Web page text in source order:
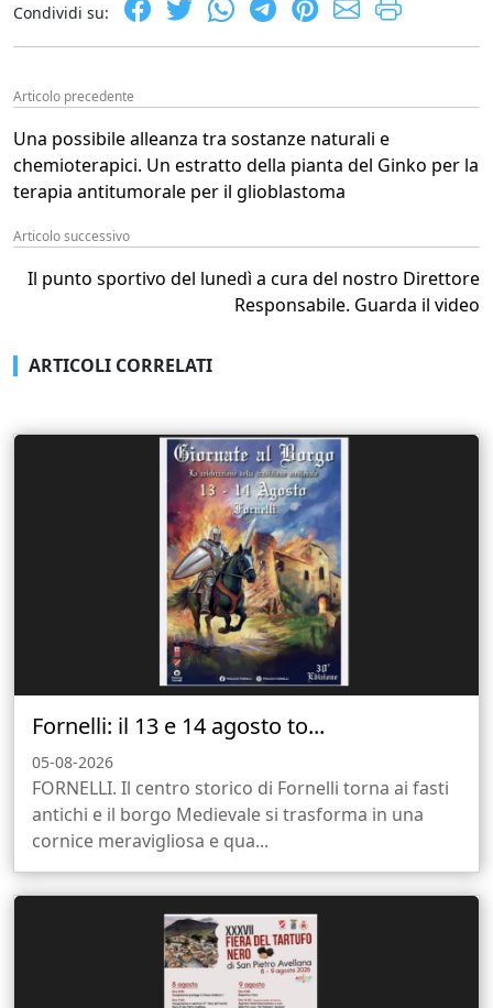
Condividi su:
Articolo precedente
Una possibile alleanza tra sostanze naturali e
chemioterapici. Un estratto della pianta del Ginko per la
terapia antitumorale per il glioblastoma
Articolo successivo
Il punto sportivo del lunedì a cura del nostro Direttore
Responsabile. Guarda il video
ARTICOLI CORRELATI
Fornelli: il 13 e 14 agosto to...
05-08-2026
FORNELLI. Il centro storico di Fornelli torna ai fasti
antichi e il borgo Medievale si trasforma in una
cornice meravigliosa e qua...